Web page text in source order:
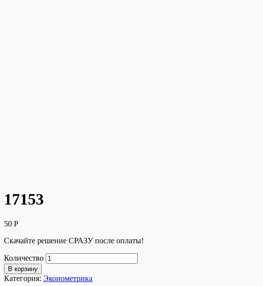
17153
50 Р
Скачайте решение СРАЗУ после оплаты!
Количество
В корзину
Категория: Эконометрика